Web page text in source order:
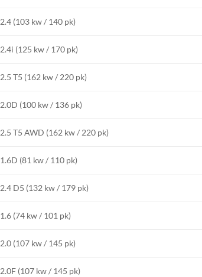
2.4 (103 kw / 140 pk)
2.4i (125 kw / 170 pk)
2.5 T5 (162 kw / 220 pk)
2.0D (100 kw / 136 pk)
2.5 T5 AWD (162 kw / 220 pk)
1.6D (81 kw / 110 pk)
2.4 D5 (132 kw / 179 pk)
1.6 (74 kw / 101 pk)
2.0 (107 kw / 145 pk)
2.0F (107 kw / 145 pk)